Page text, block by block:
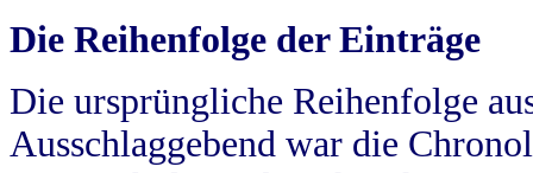
Die Reihenfolge der Einträge
Die ursprüngliche Reihenfolge
Ausschlaggebend war die